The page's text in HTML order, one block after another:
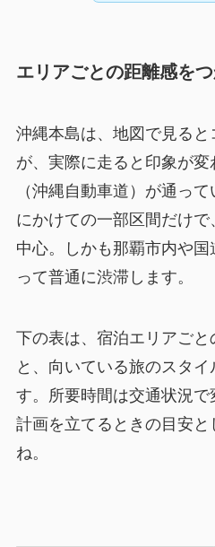
エリアごとの距離感を
沖縄本島は、地図で見る
が、実際に走ると印象が
（沖縄自動車道）が通っ
にかけての一部区間だけ
中心。しかも那覇市内や国
って普通に渋滞します。
下の表は、宿泊エリアご
と、向いている旅のスタ
す。所要時間は交通状況
計画を立てるときの目安
ね。